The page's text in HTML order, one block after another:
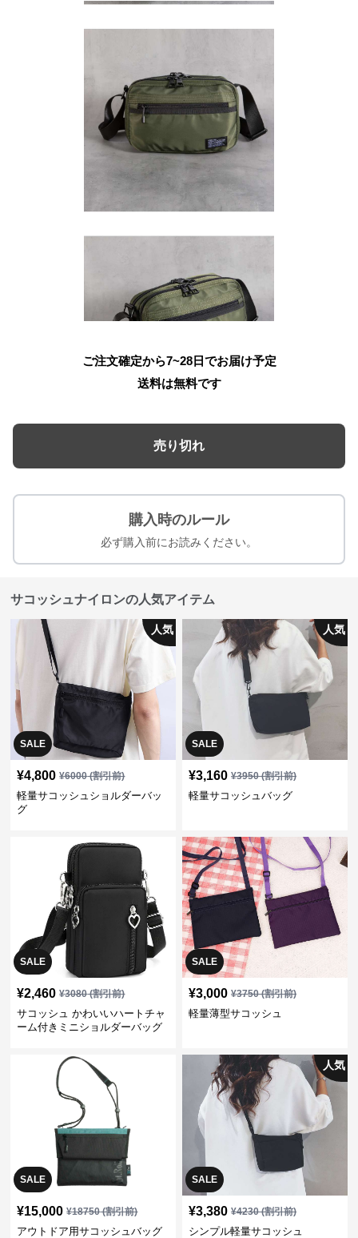
ご注文確定から7~28日でお届け予定
送料は無料です
売り切れ
購入時のルール
必ず購入前にお読みください。
サコッシュナイロンの人気アイテム
SALE
人気
¥4,800 ¥6000(割引前)
軽量サコッシュショルダーバッ
グ
SALE
人気
¥3,160 ¥3950(割引前)
軽量サコッシュバッグ
SALE
¥2,460 ¥3080(割引前)
サコッシュ かわいいハートチャ
ーム付きミニショルダーバッグ
SALE
¥3,000 ¥3750(割引前)
軽量薄型サコッシュ
SALE
¥15,000 ¥18750(割引前)
アウトドア用サコッシュバッグ
SALE
人気
¥3,380 ¥4230(割引前)
シンプル軽量サコッシュ